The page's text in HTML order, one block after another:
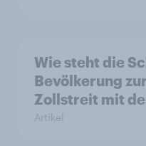
Wie steht die
Bevölkerung
Zollstreit mit
Artikel